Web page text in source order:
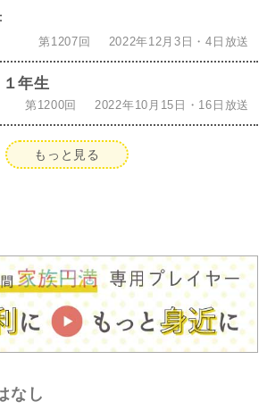
第1207回 2022年12月3日・4日放送
年生
第1200回 2022年10月15日・16日放送
もっと見る
なし